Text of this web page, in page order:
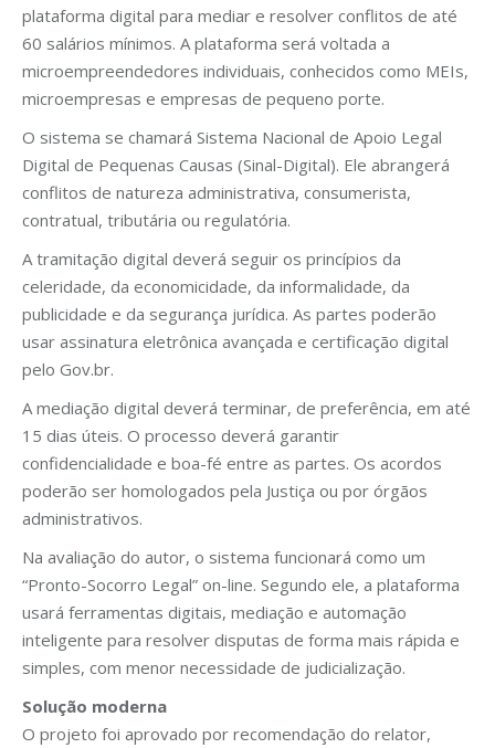
plataforma digital para mediar e resolver conflitos de até
60 salários mínimos. A plataforma será voltada a
microempreendedores individuais, conhecidos como MEIs,
microempresas e empresas de pequeno porte.
O sistema se chamará Sistema Nacional de Apoio Legal
Digital de Pequenas Causas (Sinal-Digital). Ele abrangerá
conflitos de natureza administrativa, consumerista,
contratual, tributária ou regulatória.
A tramitação digital deverá seguir os princípios da
celeridade, da economicidade, da informalidade, da
publicidade e da segurança jurídica. As partes poderão
usar assinatura eletrônica avançada e certificação digital
pelo Gov.br.
A mediação digital deverá terminar, de preferência, em até
15 dias úteis. O processo deverá garantir
confidencialidade e boa-fé entre as partes. Os acordos
poderão ser homologados pela Justiça ou por órgãos
administrativos.
Na avaliação do autor, o sistema funcionará como um
“Pronto-Socorro Legal” on-line. Segundo ele, a plataforma
usará ferramentas digitais, mediação e automação
inteligente para resolver disputas de forma mais rápida e
simples, com menor necessidade de judicialização.
Solução moderna
O projeto foi aprovado por recomendação do relator,